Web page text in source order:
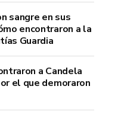
sangre en sus
encontraron a la
Guardia
a Candela
el que demoraron